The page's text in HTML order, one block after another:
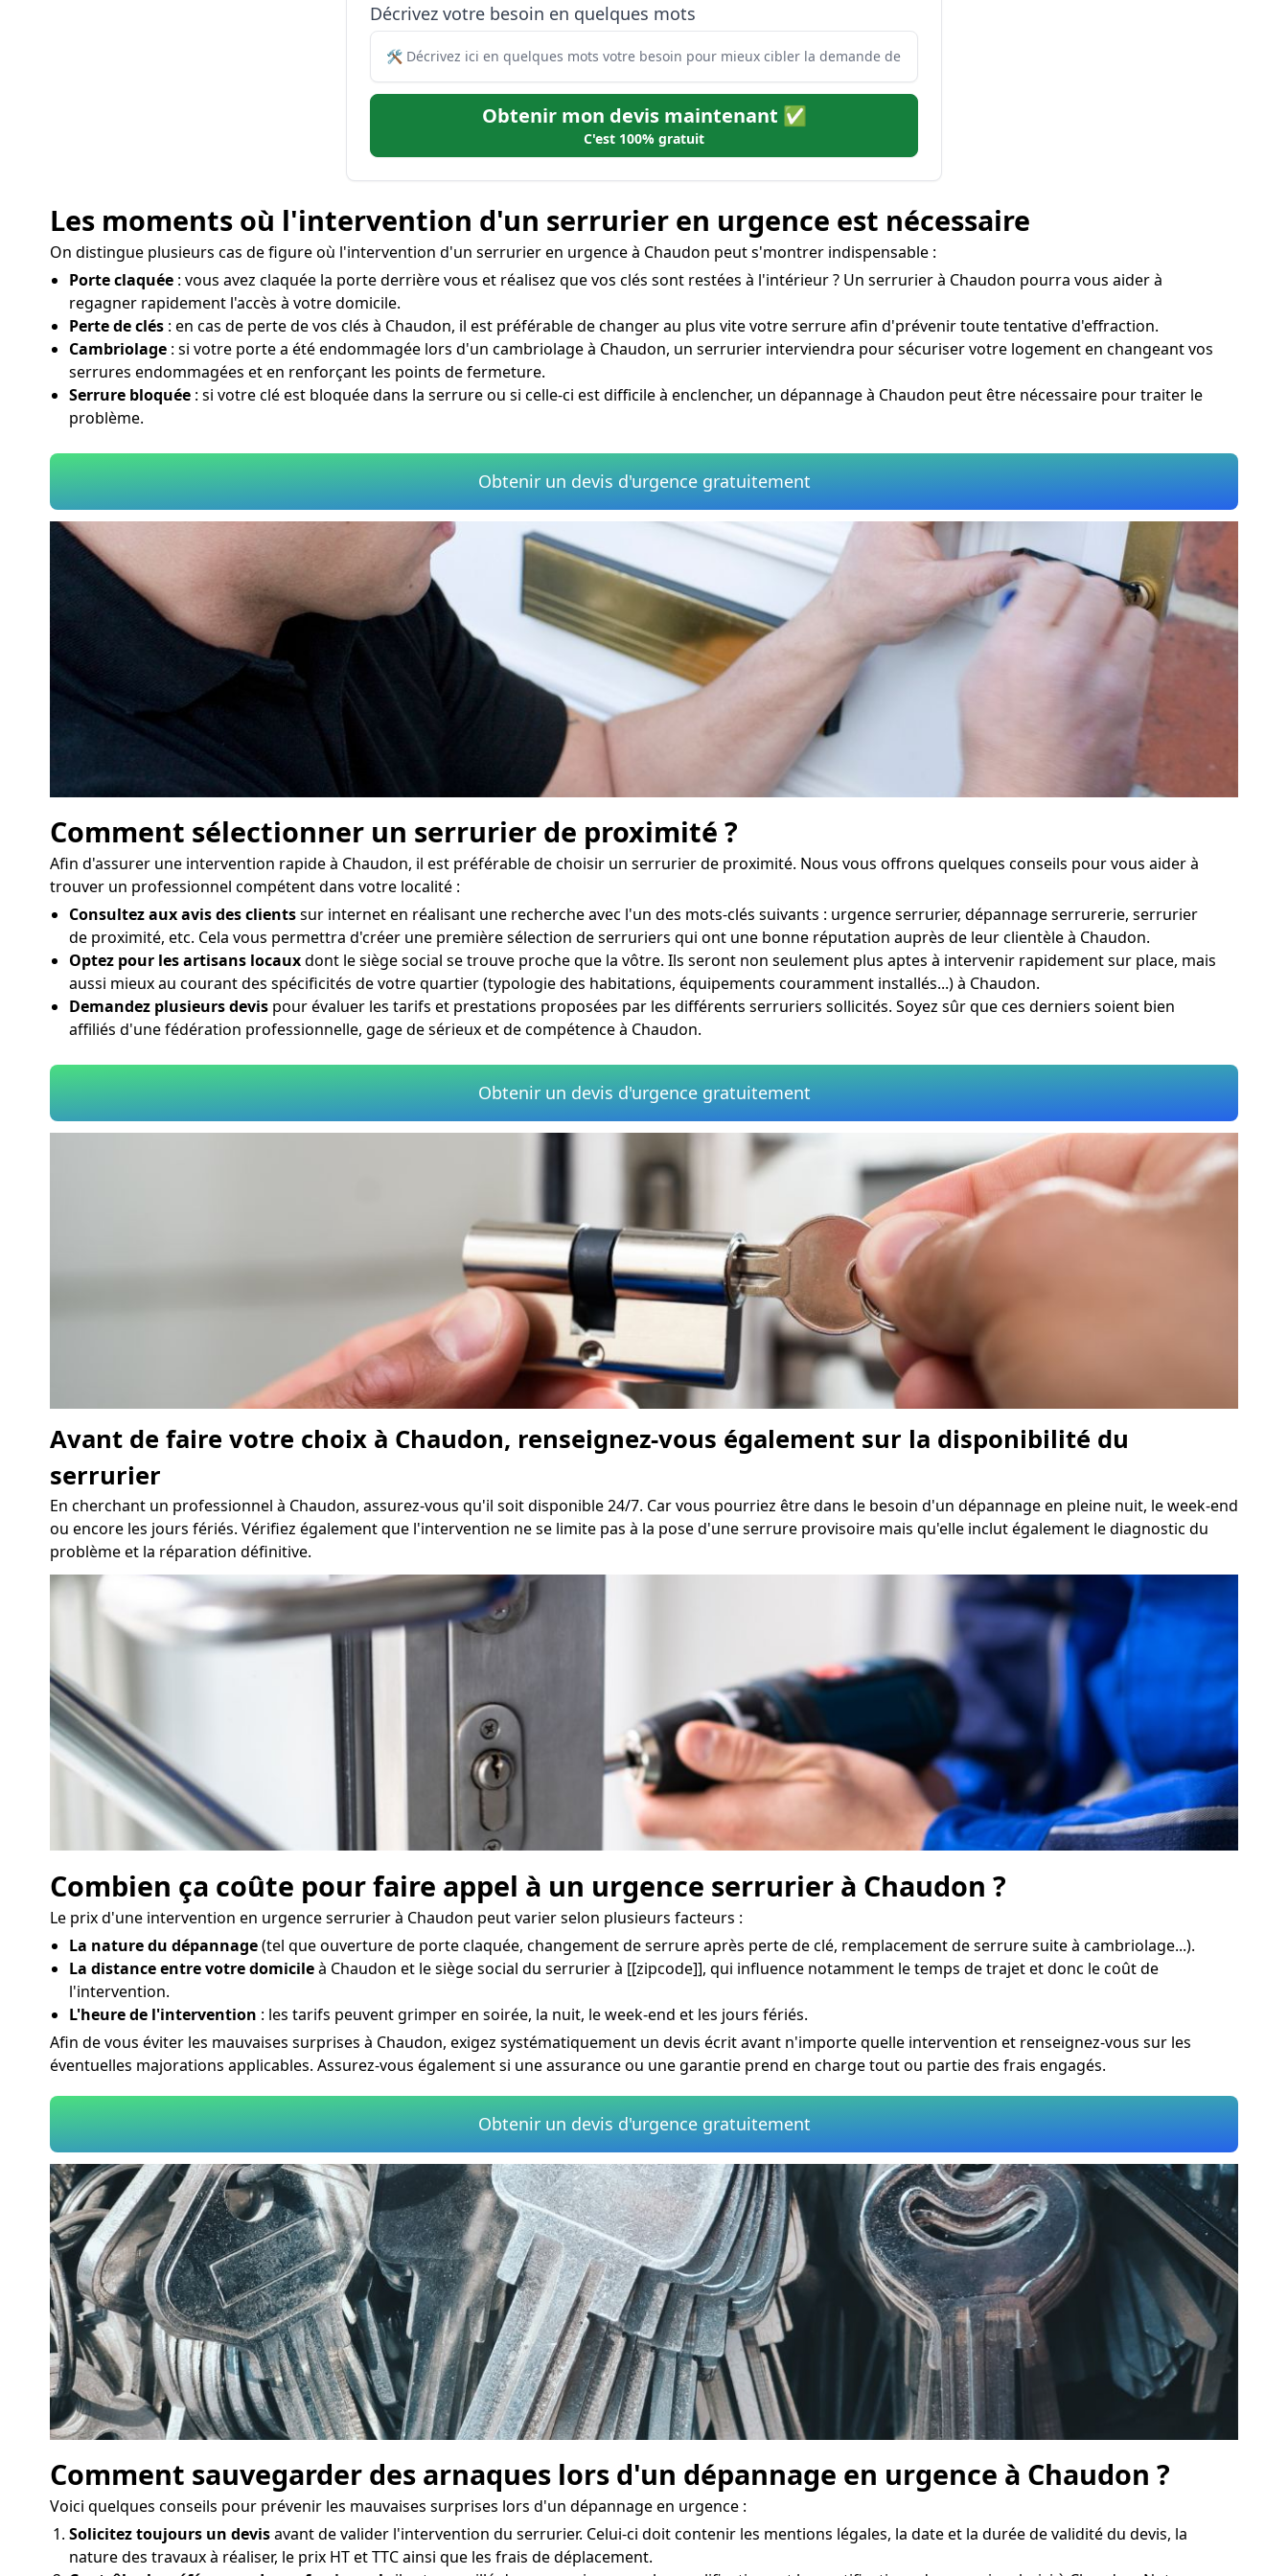
Décrivez votre besoin en quelques mots
Obtenir mon devis maintenant ✅
C'est 100% gratuit
Les moments où l'intervention d'un serrurier en urgence est nécessaire
On distingue plusieurs cas de figure où l'intervention d'un serrurier en urgence à Chaudon peut s'montrer indispensable :
Porte claquée : vous avez claquée la porte derrière vous et réalisez que vos clés sont restées à l'intérieur ? Un serrurier à Chaudon pourra vous aider à
regagner rapidement l'accès à votre domicile.
Perte de clés : en cas de perte de vos clés à Chaudon, il est préférable de changer au plus vite votre serrure afin d'prévenir toute tentative d'effraction.
Cambriolage : si votre porte a été endommagée lors d'un cambriolage à Chaudon, un serrurier interviendra pour sécuriser votre logement en changeant vos
serrures endommagées et en renforçant les points de fermeture.
Serrure bloquée : si votre clé est bloquée dans la serrure ou si celle-ci est difficile à enclencher, un dépannage à Chaudon peut être nécessaire pour traiter le
problème.
Obtenir un devis d'urgence gratuitement
Comment sélectionner un serrurier de proximité ?
Afin d'assurer une intervention rapide à Chaudon, il est préférable de choisir un serrurier de proximité. Nous vous offrons quelques conseils pour vous aider à
trouver un professionnel compétent dans votre localité :
Consultez aux avis des clientssur internet en réalisant une recherche avec l'un des mots-clés suivants : urgence serrurier, dépannage serrurerie, serrurier
de proximité, etc. Cela vous permettra d'créer une première sélection de serruriers qui ont une bonne réputation auprès de leur clientèle à Chaudon.
Optez pour les artisans locauxdont le siège social se trouve proche que la vôtre. Ils seront non seulement plus aptes à intervenir rapidement sur place, mais
aussi mieux au courant des spécificités de votre quartier (typologie des habitations, équipements couramment installés...) à Chaudon.
Demandez plusieurs devis pour évaluer les tarifs et prestations proposées par les différents serruriers sollicités. Soyez sûr que ces derniers soient bien
affiliés d'une fédération professionnelle, gage de sérieux et de compétence à Chaudon.
Obtenir un devis d'urgence gratuitement
Avant de faire votre choix à Chaudon, renseignez-vous également sur la disponibilité du
serrurier
En cherchant un professionnel à Chaudon, assurez-vous qu'il soit disponible 24/7. Car vous pourriez être dans le besoin d'un dépannage en pleine nuit, le week-end
ou encore les jours fériés. Vérifiez également que l'intervention ne se limite pas à la pose d'une serrure provisoire mais qu'elle inclut également le diagnostic du
problème et la réparation définitive.
Combien ça coûte pour faire appel à un urgence serrurier à Chaudon ?
Le prix d'une intervention en urgence serrurier à Chaudon peut varier selon plusieurs facteurs :
La nature du dépannage(tel que ouverture de porte claquée, changement de serrure après perte de clé, remplacement de serrure suite à cambriolage...).
La distance entre votre domicileà Chaudon et le siège social du serrurier à [[zipcode]], qui influence notamment le temps de trajet et donc le coût de
l'intervention.
L'heure de l'intervention : les tarifs peuvent grimper en soirée, la nuit, le week-end et les jours fériés.
Afin de vous éviter les mauvaises surprises à Chaudon, exigez systématiquement un devis écrit avant n'importe quelle intervention et renseignez-vous sur les
éventuelles majorations applicables. Assurez-vous également si une assurance ou une garantie prend en charge tout ou partie des frais engagés.
Obtenir un devis d'urgence gratuitement
Comment sauvegarder des arnaques lors d'un dépannage en urgence à Chaudon ?
Voici quelques conseils pour prévenir les mauvaises surprises lors d'un dépannage en urgence :
Solicitez toujours un devisavant de valider l'intervention du serrurier. Celui-ci doit contenir les mentions légales, la date et la durée de validité du devis, la
nature des travaux à réaliser, le prix HT et TTC ainsi que les frais de déplacement.